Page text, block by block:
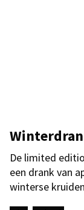
De limited
een drank van
winterse